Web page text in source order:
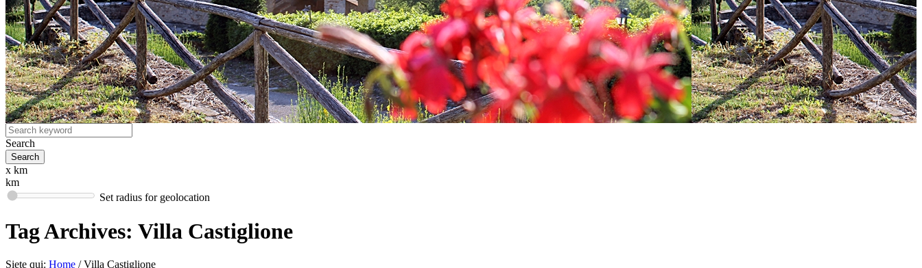
Search
x km
km
Set radius for geolocation
Tag Archives: Villa Castiglione
Siete qui: Home / Villa Castiglione